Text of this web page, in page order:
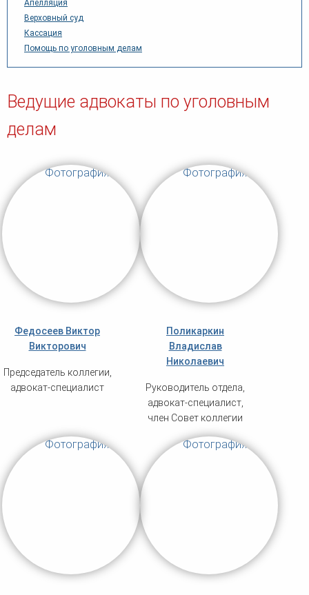
Апелляция
Верховный суд
Кассация
Помощь по уголовным делам
Ведущие адвокаты по уголовным
делам
Федосеев Виктор
Викторович
Председатель коллегии,
адвокат-специалист
Поликаркин
Владислав
Николаевич
Руководитель отдела,
адвокат-специалист,
член Совет коллегии